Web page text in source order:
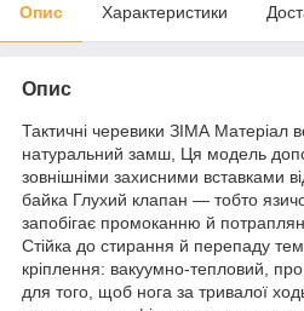
Опис Характеристики
Опис
Тактичні черевики ЗІМА Матеріал
натуральний замш, Ця модель
зовнішніми захисними вставками
байка Глухий клапан — тобто
запобігає промоканню й
Стійка до стирання й перепаду
кріплення: вакуумно-тепловий,
для того, щоб нога за тривалої